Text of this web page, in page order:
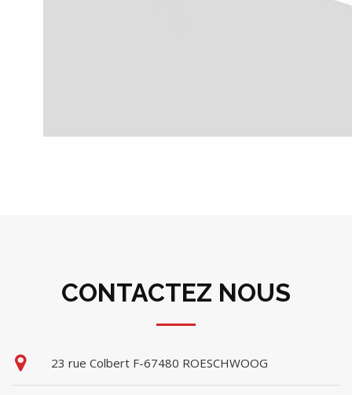
CONTACTEZ NOUS
23 rue Colbert F-67480 ROESCHWOOG